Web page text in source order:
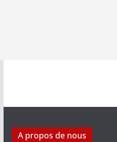
A propos de nous